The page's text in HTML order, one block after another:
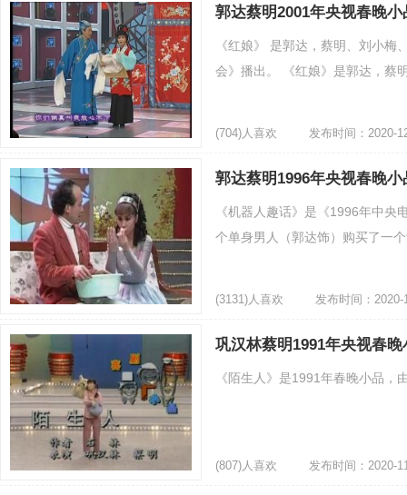
郭达蔡明2001年央视春晚
《红娘》 是郭达，蔡明、刘小
会》播出。 《红娘》是郭达，蔡
(704)人喜欢 发布时间：2020-
郭达蔡明1996年央视春晚
《机器人趣话》是《1996年中
个单身男人（郭达饰）购买了一
(3131)人喜欢 发布时间：2020-
巩汉林蔡明1991年央视春
《陌生人》是1991年春晚小品，
(807)人喜欢 发布时间：2020-